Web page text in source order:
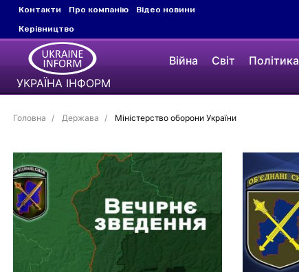
Контакти Про компанію
Відео новини
Керівництво
УКРАЇНА ІНФОРМ
Війна Світ Політика
Головна Держава Міністерство оборони України